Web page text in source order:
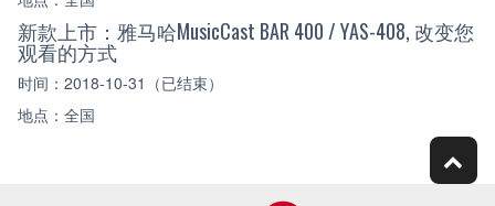
新款上市：雅马哈MusicCast BAR 400 / YAS-408, 改变您
观看的方式
时间：2018-10-31（已结束）
地点：全国